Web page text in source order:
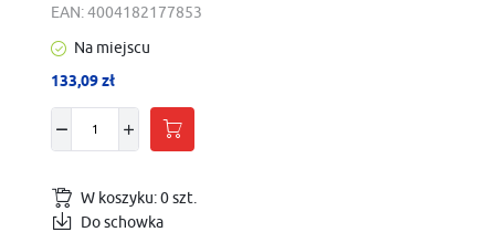
EAN:4004182177853
Na miejscu
133,09 zł
W koszyku:0szt.
Do schowka